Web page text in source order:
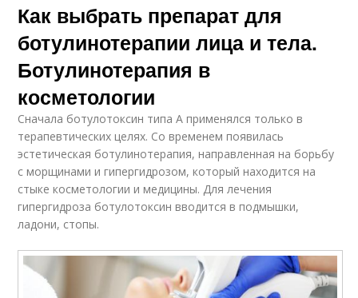
Как выбрать препарат для
ботулинотерапии лица и тела.
Ботулинотерапия в
косметологии
Сначала ботулотоксин типа А применялся только в
терапевтических целях. Со временем появилась
эстетическая ботулинотерапия, направленная на борьбу
с морщинами и гипергидрозом, который находится на
стыке косметологии и медицины. Для лечения
гипергидроза ботулотоксин вводится в подмышки,
ладони, стопы.